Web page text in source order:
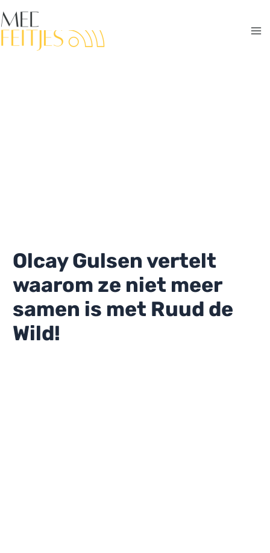
naar
de
Olcay Gulsen vertelt
waarom ze niet meer
samen is met Ruud de
Wild!